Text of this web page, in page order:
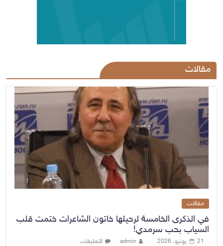
مقالات
مقالات
في الذكرى الخامسة لرحيلها خاتون الشاعرات ختمت قلب
السياب بحب سرمدي!
21 يونيو، 2026 admin التعليقات